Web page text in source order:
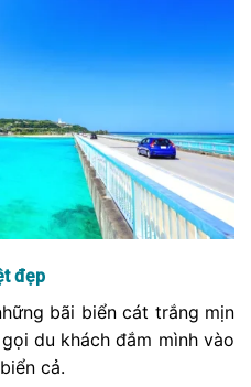
đẹp
bãi biển cát trắng mịn
du khách đắm mình vào
cả.